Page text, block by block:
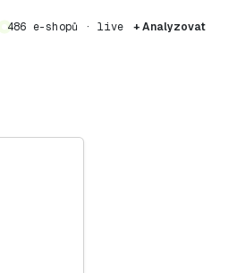
486 e-shopů · live + Analyzovat